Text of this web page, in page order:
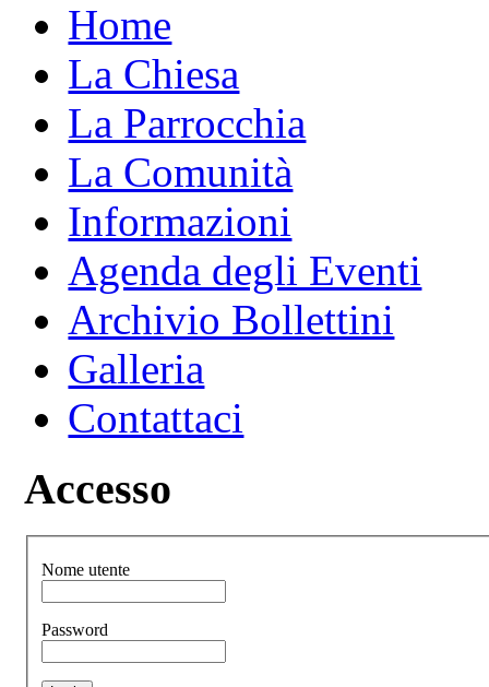
Home
La Chiesa
La Parrocchia
La Comunità
Informazioni
Agenda degli Eventi
Archivio Bollettini
Galleria
Contattaci
Accesso
Nome utente
Password